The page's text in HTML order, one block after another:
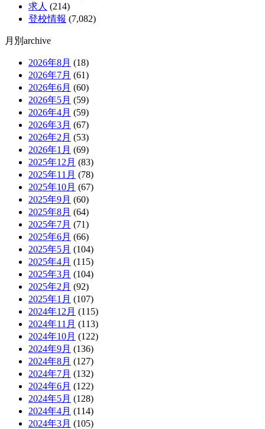
求人 (214)
登校情報 (7,082)
月別archive
2026年8月 (18)
2026年7月 (61)
2026年6月 (60)
2026年5月 (59)
2026年4月 (59)
2026年3月 (67)
2026年2月 (53)
2026年1月 (69)
2025年12月 (83)
2025年11月 (78)
2025年10月 (67)
2025年9月 (60)
2025年8月 (64)
2025年7月 (71)
2025年6月 (66)
2025年5月 (104)
2025年4月 (115)
2025年3月 (104)
2025年2月 (92)
2025年1月 (107)
2024年12月 (115)
2024年11月 (113)
2024年10月 (122)
2024年9月 (136)
2024年8月 (127)
2024年7月 (132)
2024年6月 (122)
2024年5月 (128)
2024年4月 (114)
2024年3月 (105)